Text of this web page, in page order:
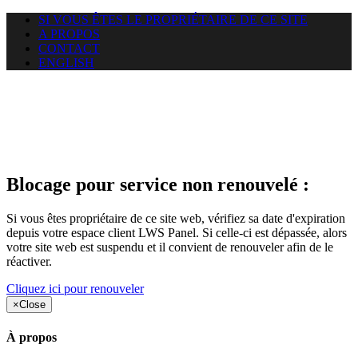
SI VOUS ÊTES LE PROPRIÉTAIRE DE CE SITE
A PROPOS
CONTACT
ENGLISH
Blocage pour service non renouvelé :
Si vous êtes propriétaire de ce site web, vérifiez sa date d'expiration
depuis votre espace client LWS Panel. Si celle-ci est dépassée, alors
votre site web est suspendu et il convient de renouveler afin de le
réactiver.
Cliquez ici pour renouveler
×Close
À propos